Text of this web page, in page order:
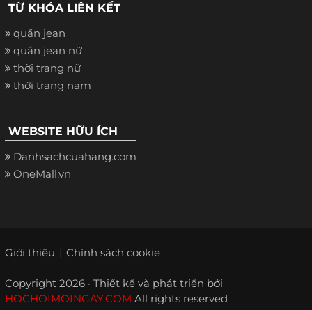
TỪ KHÓA LIÊN KẾT
quần jean
quần jean nữ
thời trang nữ
thời trang nam
WEBSITE HỮU ÍCH
Danhsachcuahang.com
OneMall.vn
Giới thiệu Chính sách cookie
Copyright 2026 · Thiết kế và phát triển bởi
HOCHOIMOINGAY.COM All rights reserved